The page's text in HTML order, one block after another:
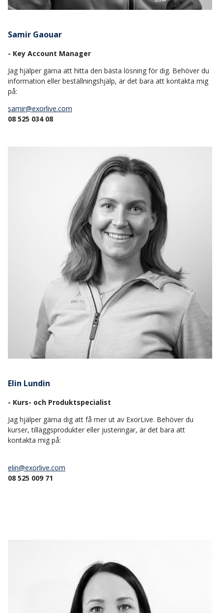
Samir Gaouar
- Key Account Manager
Jag hjälper gärna att hitta den bästa lösning för dig. Behöver du
information eller beställningshjälp, är det bara att kontakta mig
på:
samir@exorlive.com
08 525 034 08
Elin Lundin
- Kurs- och Produktspecialist
Jag hjälper gärna dig att få mer ut av ExorLive. Behöver du
kurser, tilläggsprodukter eller justeringar, är det bara att
kontakta mig på:
elin@exorlive.com
08 525 009 71